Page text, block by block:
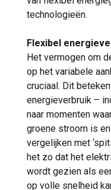
technologieën.
Flexibel
Het vermogen om
op het variabele
cruciaal. Dit
energieverbruik –
naar momenten
groene stroom is
vergelijken met
het zo dat het
wordt gezien als
op volle snelheid